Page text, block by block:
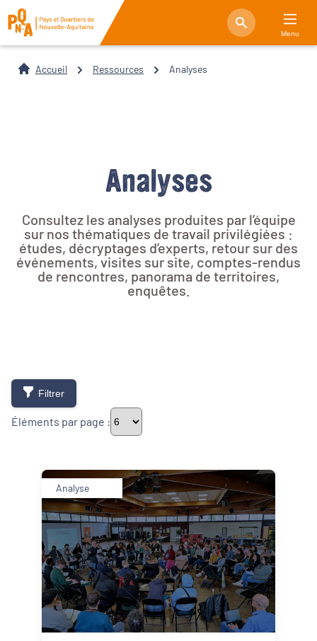
Menu
Accueil Ressources Analyses
Analyses
Consultez les analyses produites par l’équipe
sur nos thématiques de travail privilégiées :
études, décryptages d’experts, retour sur des
événements, visites sur site, comptes-rendus
de rencontres, panorama de territoires,
enquêtes.
Filtrer
Éléments par page :
Thématiques
Démarches alimentaires de territoire
Développement territorial
Inclusion numérique
Politique de la ville
Analyse